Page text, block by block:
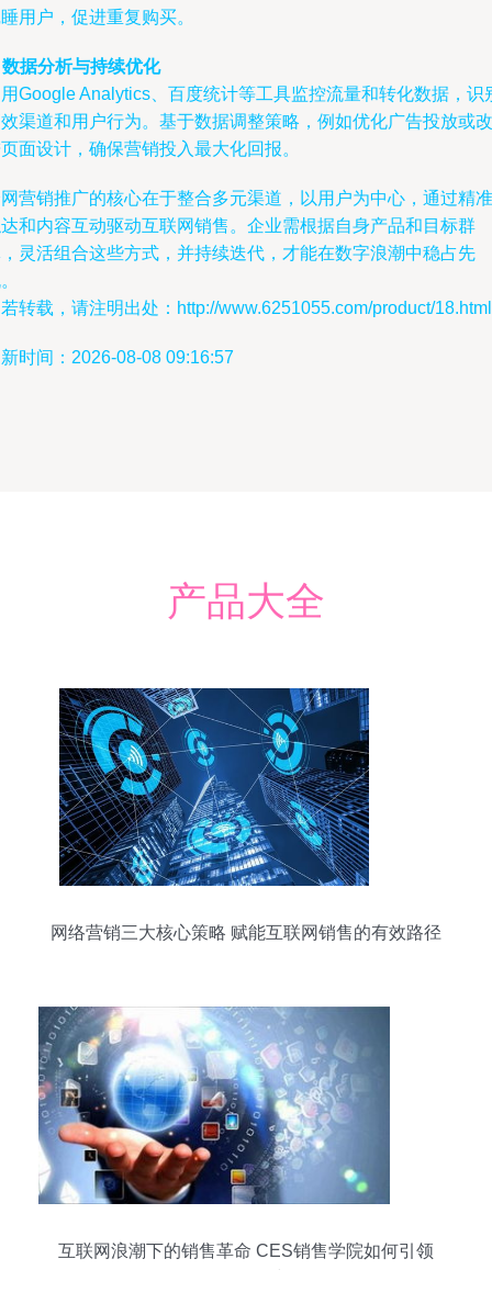
用户，促进重复购买。
数据分析与持续优化
Google Analytics、百度统计等工具监控流量和转化数据，识
渠道和用户行为。基于数据调整策略，例如优化广告投放或改
面设计，确保营销投入最大化回报。
营销推广的核心在于整合多元渠道，以用户为中心，通过精准
和内容互动驱动互联网销售。企业需根据自身产品和目标群
灵活组合这些方式，并持续迭代，才能在数字浪潮中稳占先
转载，请注明出处：http://www.6251055.com/product/18.html
时间：2026-08-08 09:16:57
产品大全
网络营销三大核心策略 赋能互联网销售的有效路径
互联网浪潮下的销售革命 CES销售学院如何引领